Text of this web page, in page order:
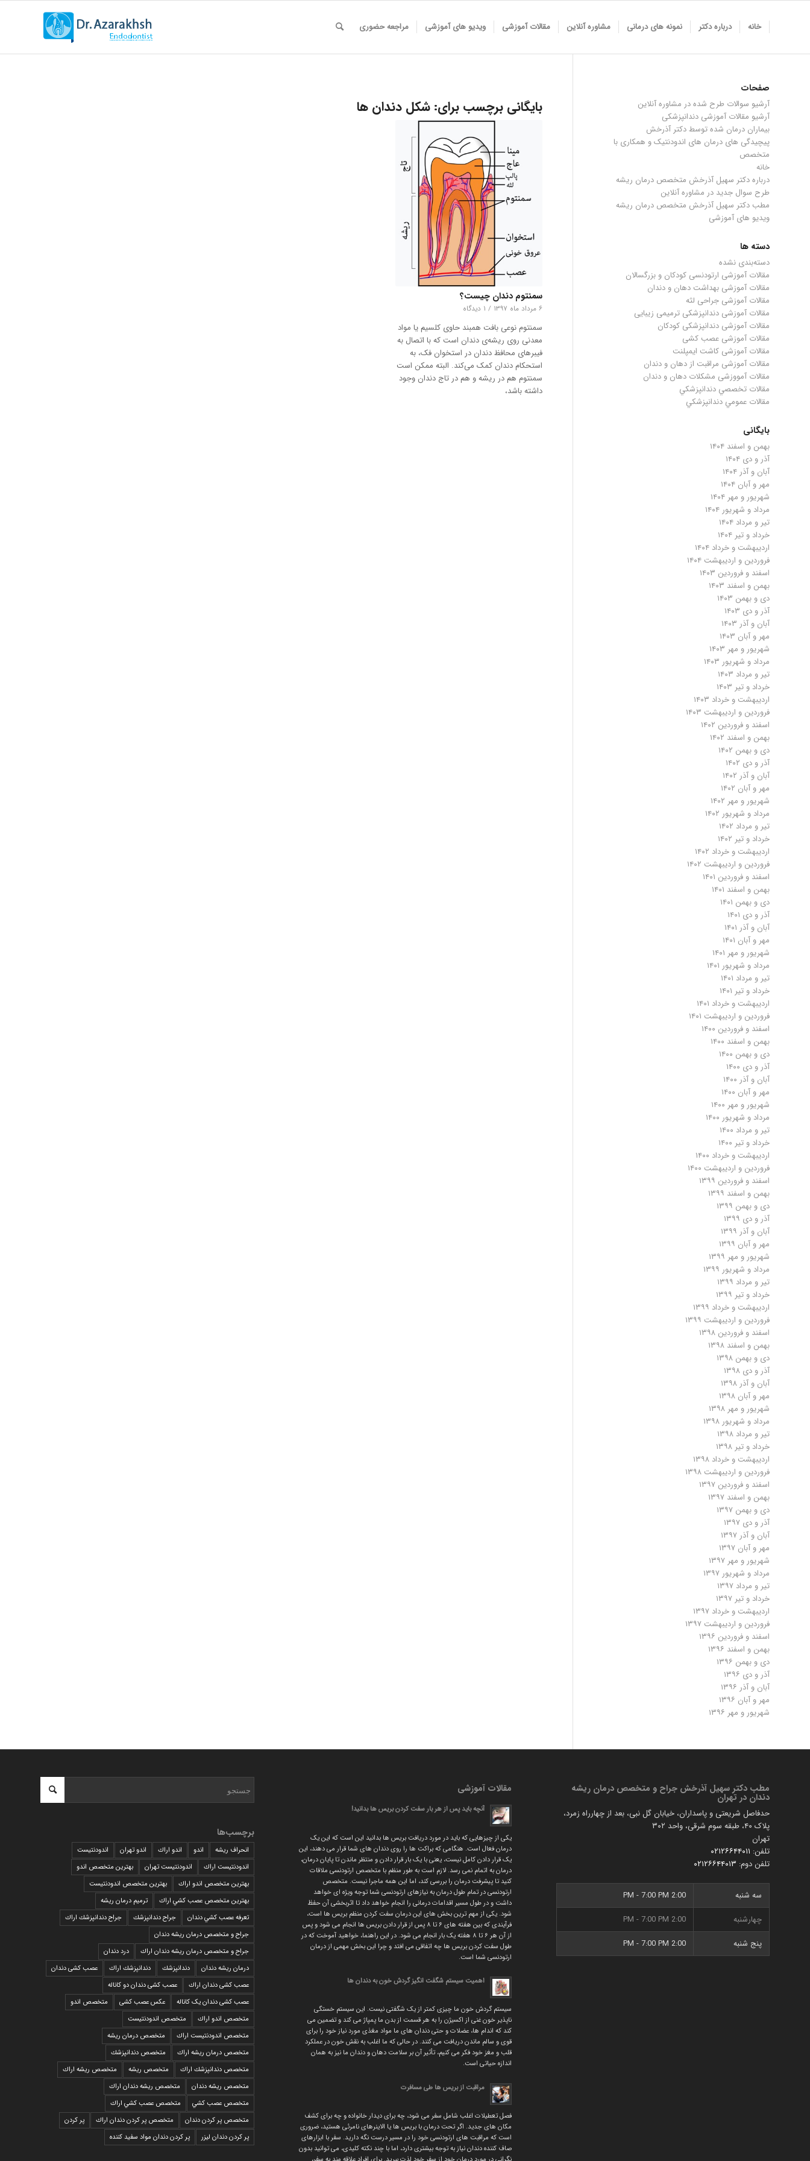
خانه درباره دکتر نمونه های درمانی مشاوره آنلاین مقالات آموزشی ویدیو های آموزشی مراجعه حضوری
بایگانی برچسب برای: شکل دندان ها
سمنتوم دندان چیست؟
۶ مرداد ماه ۱۳۹۷ / ۱ دیدگاه
سمنتوم نوعی بافت همبند حاوی کلسیم یا مواد
معدنی روی ریشه‌ی دندان است که با اتصال به
فیبرهای محافظ دندان در استخوان فک، به
استحکام دندان کمک می‌کند. البته ممکن است
سمنتوم هم در ریشه و هم در تاج دندان وجود
داشته باشد،
صفحات
آرشیو سوالات طرح شده در مشاوره آنلاین
آرشیو مقالات آموزشی دندانپزشکی
بيماران درمان شده توسط دكتر آذرخش
پیچیدگی های درمان های اندودنتیک و همکاری با
متخصص
خانه
درباره دکتر سهیل آذرخش متخصص درمان ریشه
طرح سوال جدید در مشاوره آنلاین
مطب دکتر سهیل آذرخش متخصص درمان ریشه
ویدیو های آموزشی
دسته ها
دسته‌بندی نشده
مقالات آموزشی ارتودنسی کودکان و بزرگسالان
مقالات آموزشی بهداشت دهان و دندان
مقالات آموزشی جراحی لثه
مقالات آموزشی دندانپزشکی ترمیمی زیبایی
مقالات آموزشی دندانپزشکی کودکان
مقالات آموزشی عصب کشی
مقالات آموزشی کاشت ایمپلنت
مقالات آموزشی مراقبت از دهان و دندان
مقالات آمووزشی مشکلات دهان و دندان
مقالات تخصصي دندانپزشكي
مقالات عمومي دندانپزشكي
بایگانی
بهمن و اسفند ۱۴۰۴
آذر و دی ۱۴۰۴
آبان و آذر ۱۴۰۴
مهر و آبان ۱۴۰۴
شهریور و مهر ۱۴۰۴
مرداد و شهریور ۱۴۰۴
تیر و مرداد ۱۴۰۴
خرداد و تیر ۱۴۰۴
اردیبهشت و خرداد ۱۴۰۴
فروردین و اردیبهشت ۱۴۰۴
اسفند و فروردین ۱۴۰۳
بهمن و اسفند ۱۴۰۳
دی و بهمن ۱۴۰۳
آذر و دی ۱۴۰۳
آبان و آذر ۱۴۰۳
مهر و آبان ۱۴۰۳
شهریور و مهر ۱۴۰۳
مرداد و شهریور ۱۴۰۳
تیر و مرداد ۱۴۰۳
خرداد و تیر ۱۴۰۳
اردیبهشت و خرداد ۱۴۰۳
فروردین و اردیبهشت ۱۴۰۳
اسفند و فروردین ۱۴۰۲
بهمن و اسفند ۱۴۰۲
دی و بهمن ۱۴۰۲
آذر و دی ۱۴۰۲
آبان و آذر ۱۴۰۲
مهر و آبان ۱۴۰۲
شهریور و مهر ۱۴۰۲
مرداد و شهریور ۱۴۰۲
تیر و مرداد ۱۴۰۲
خرداد و تیر ۱۴۰۲
اردیبهشت و خرداد ۱۴۰۲
فروردین و اردیبهشت ۱۴۰۲
اسفند و فروردین ۱۴۰۱
بهمن و اسفند ۱۴۰۱
دی و بهمن ۱۴۰۱
آذر و دی ۱۴۰۱
آبان و آذر ۱۴۰۱
مهر و آبان ۱۴۰۱
شهریور و مهر ۱۴۰۱
مرداد و شهریور ۱۴۰۱
تیر و مرداد ۱۴۰۱
خرداد و تیر ۱۴۰۱
اردیبهشت و خرداد ۱۴۰۱
فروردین و اردیبهشت ۱۴۰۱
اسفند و فروردین ۱۴۰۰
بهمن و اسفند ۱۴۰۰
دی و بهمن ۱۴۰۰
آذر و دی ۱۴۰۰
آبان و آذر ۱۴۰۰
مهر و آبان ۱۴۰۰
شهریور و مهر ۱۴۰۰
مرداد و شهریور ۱۴۰۰
تیر و مرداد ۱۴۰۰
خرداد و تیر ۱۴۰۰
اردیبهشت و خرداد ۱۴۰۰
فروردین و اردیبهشت ۱۴۰۰
اسفند و فروردین ۱۳۹۹
بهمن و اسفند ۱۳۹۹
دی و بهمن ۱۳۹۹
آذر و دی ۱۳۹۹
آبان و آذر ۱۳۹۹
مهر و آبان ۱۳۹۹
شهریور و مهر ۱۳۹۹
مرداد و شهریور ۱۳۹۹
تیر و مرداد ۱۳۹۹
خرداد و تیر ۱۳۹۹
اردیبهشت و خرداد ۱۳۹۹
فروردین و اردیبهشت ۱۳۹۹
اسفند و فروردین ۱۳۹۸
بهمن و اسفند ۱۳۹۸
دی و بهمن ۱۳۹۸
آذر و دی ۱۳۹۸
آبان و آذر ۱۳۹۸
مهر و آبان ۱۳۹۸
شهریور و مهر ۱۳۹۸
مرداد و شهریور ۱۳۹۸
تیر و مرداد ۱۳۹۸
خرداد و تیر ۱۳۹۸
اردیبهشت و خرداد ۱۳۹۸
فروردین و اردیبهشت ۱۳۹۸
اسفند و فروردین ۱۳۹۷
بهمن و اسفند ۱۳۹۷
دی و بهمن ۱۳۹۷
آذر و دی ۱۳۹۷
آبان و آذر ۱۳۹۷
مهر و آبان ۱۳۹۷
شهریور و مهر ۱۳۹۷
مرداد و شهریور ۱۳۹۷
تیر و مرداد ۱۳۹۷
خرداد و تیر ۱۳۹۷
اردیبهشت و خرداد ۱۳۹۷
فروردین و اردیبهشت ۱۳۹۷
اسفند و فروردین ۱۳۹۶
بهمن و اسفند ۱۳۹۶
دی و بهمن ۱۳۹۶
آذر و دی ۱۳۹۶
آبان و آذر ۱۳۹۶
مهر و آبان ۱۳۹۶
شهریور و مهر ۱۳۹۶
مطب دكتر سهیل آذرخش جراح و متخصص درمان ریشه
دندان در تهران
حدفاصل شریعتی و پاسداران، خیابان گل نبی، بعد از چهارراه زمرد،
پلاک ۴۰، طبقه سوم شرقی، واحد ۳۰۲
تهران
تلفن: ۰۲۱۲۶۶۴۴۰۱۱
تلفن دوم: ۰۲۱۲۶۶۴۴۰۱۳
سه شنبه
2:00 PM - 7:00 PM
چهارشنبه
2:00 PM - 7:00 PM
پنج شنبه
2:00 PM - 7:00 PM
مقالات آموزشی
آنچه باید پس از هر بار سفت کردن بریس ها بدانید!
یکی از چیزهایی که باید در مورد دریافت بریس ها بدانید این است که این یک
درمان فعال است. هنگامی که براکت ها را روی دندان های شما قرار می دهند، این
یک قرار دادن کامل نیست، یعنی با یک بار قرار دادن و منتظر ماندن تا پایان درمان،
درمان به اتمام نمی رسد. لازم است به طور منظم با متخصص ارتودنسی ملاقات
کنید تا پیشرفت درمان را بررسی کند، اما این همه ماجرا نیست. متخصص
ارتودنسی در تمام طول درمان به نیازهای ارتودنسی شما توجه ویژه ای خواهد
داشت و در طول مسیر اقدامات درمانی را انجام خواهد داد تا اثربخشی آن حفظ
شود. یکی از مهم ترین بخش های این درمان سفت کردن منظم بریس ها است،
فرآیندی که بین هفته های ۶ تا ۸ پس از قرار دادن بریس ها انجام می شود و پس
از آن هر ۶ تا ۸ هفته یک بار انجام می شود. در این راهنما، خواهید آموخت که در
طول سفت کردن بریس ها چه اتفاقی می افتد و چرا این بخش مهمی از درمان
ارتودنسی شما است.
اهمیت سیستم شگفت انگیز گردش خون به دندان ها
سیستم گردش خون ما چیزی کمتر از یک شگفتی نیست. این سیستم خستگی
ناپذیر خون غنی از اکسیژن را به هر قسمت از بدن ما پمپاژ می کند و تضمین می
کند که اندام ها، عضلات و حتی دندان های ما مواد مغذی مورد نیاز خود را برای
قوی و سالم ماندن دریافت می کنند. در حالی که ما اغلب به نقش خون در عملکرد
قلب و مغز خود فکر می کنیم، تأثیر آن بر سلامت دهان و دندان ما نیز به همان
اندازه حیاتی است.
مراقبت از بریس ها طی مسافرت
فصل تعطیلات اغلب شامل سفر می شود، چه برای دیدار خانواده و چه برای کشف
مکان های جدید. اگر تحت درمان با بریس ها یا الاینرهای نامرئی هستید، ضروری
است که مراقبت های ارتودنسی خود را در مسیر درست نگه دارید. سفر با ابزارهای
صاف کننده دندان نیاز به توجه بیشتری دارد، اما با چند نکته کلیدی، می توانید بدون
برچسب‌ها
انحراف ریشه اندو اندو اراك اندو تهران
اندودنتیست
اندودنتیست اراك
اندودنتیست تهران
بهترين متخصص اندو
بهترين متخصص اندو اراك
بهترين متخصص اندودنتيست
بهترين متخصص عصب كشي اراك
ترمیم درمان ریشه
تعرفه عصب كشي دندان
جراح دندانپزشك
جراح دندانپزشك اراك
جراح و متخصص درمان ریشه دندان
جراح و متخصص درمان ریشه دندان اراك
درد دندان
درمان ریشه دندان
دندانپزشك دندانپزشك اراك
عصب کشی دندان
عصب کشی دندان اراك
عصب کشی دندان دو کاناله
عصب کشی دندان یک کاناله
عکس عصب کشی
متخصص اندو
متخصص اندو اراك
متخصص اندودنتيست
متخصص اندودنتيست اراك
متخصص درمان ريشه
متخصص درمان ريشه اراك
متخصص دندانپزشك
متخصص دندانپزشك اراك
متخصص ريشه
متخصص ريشه اراك
متخصص ريشه دندان
متخصص ريشه دندان اراك
متخصص عصب كشي
متخصص عصب كشي اراك
متخصص پر كردن دندان
متخصص پر كردن دندان اراك
پر كردن
پر كردن دندان ليزر
پر كردن دندان مواد سفيد كننده